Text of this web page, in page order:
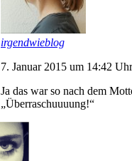
irgendwieblog
7. Januar 2015 um 14:42 Uhr
Ja das war so nach dem
„Überraschuuuung!“